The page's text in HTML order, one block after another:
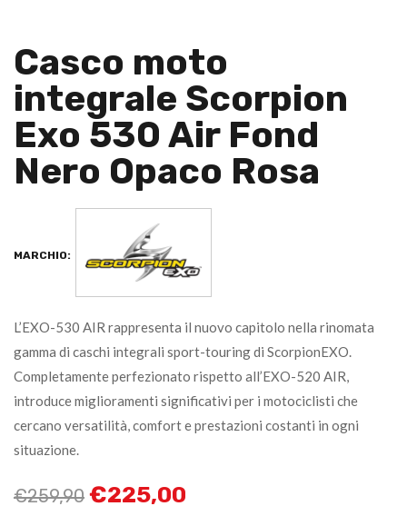
Casco moto
integrale Scorpion
Exo 530 Air Fond
Nero Opaco Rosa
MARCHIO:
L’EXO-530 AIR rappresenta il nuovo capitolo nella rinomata
gamma di caschi integrali sport-touring di ScorpionEXO.
Completamente perfezionato rispetto all’EXO-520 AIR,
introduce miglioramenti significativi per i motociclisti che
cercano versatilità, comfort e prestazioni costanti in ogni
situazione.
€259,90 €225,00